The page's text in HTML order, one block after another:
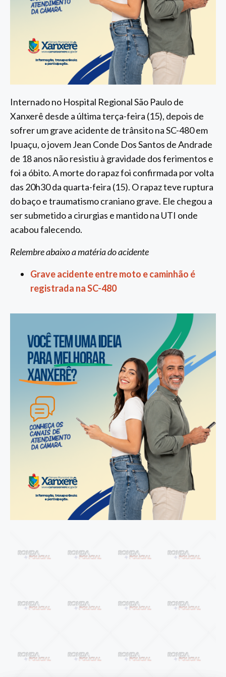
Internado no Hospital Regional São Paulo de
Xanxerê desde a última terça-feira (15), depois de
sofrer um grave acidente de trânsito na SC-480 em
Ipuaçu, o jovem Jean Conde Dos Santos de Andrade
de 18 anos não resistiu à gravidade dos ferimentos e
foi a óbito. A morte do rapaz foi confirmada por volta
das 20h30 da quarta-feira (15). O rapaz teve ruptura
do baço e traumatismo craniano grave. Ele chegou a
ser submetido a cirurgias e mantido na UTI onde
acabou falecendo.
Relembre abaixo a matéria do acidente
Grave acidente entre moto e caminhão é
registrada na SC-480